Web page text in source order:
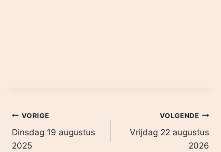
VORIGE
Dinsdag 19 augustus
2025
VOLGENDE
Vrijdag 22 augustus
2026